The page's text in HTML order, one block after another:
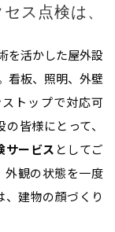
ス点検は、
を活かした屋外設
看板、照明、外壁
トップで対応可
皆様にとって、
サービス としてご
外観の状態を一度
建物の顔づくり